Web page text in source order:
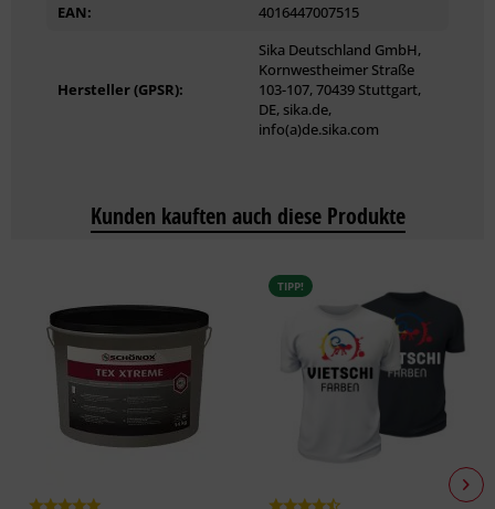
EAN:
4016447007515
Hersteller (GPSR):
Sika Deutschland GmbH,
Kornwestheimer Straße
103-107, 70439 Stuttgart,
DE, sika.de,
info(a)de.sika.com
Kunden kauften auch diese Produkte
TIPP!